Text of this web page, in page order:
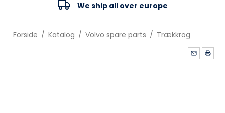
We ship all over europe
Forside / Katalog / Volvo spare parts / Trækkrog